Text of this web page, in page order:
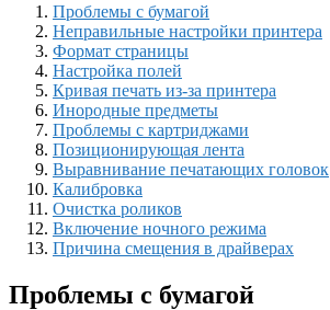
Проблемы с бумагой
Неправильные настройки принтера
Формат страницы
Настройка полей
Кривая печать из-за принтера
Инородные предметы
Проблемы с картриджами
Позиционирующая лента
Выравнивание печатающих головок
Калибровка
Очистка роликов
Включение ночного режима
Причина смещения в драйверах
Проблемы с бумагой